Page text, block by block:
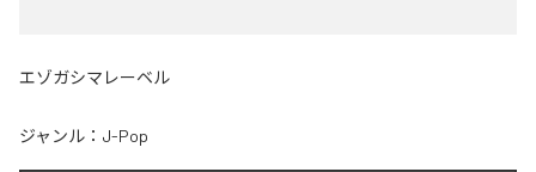
エゾガシマレーベル
ジャンル： J-Pop